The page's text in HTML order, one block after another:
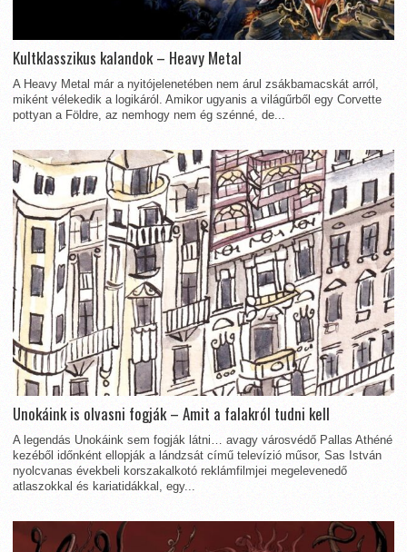
Kultklasszikus kalandok – Heavy Metal
A Heavy Metal már a nyitójelenetében nem árul zsákbamacskát arról,
miként vélekedik a logikáról. Amikor ugyanis a világűrből egy Corvette
pottyan a Földre, az nemhogy nem ég szénné, de...
Unokáink is olvasni fogják – Amit a falakról tudni kell
A legendás Unokáink sem fogják látni… avagy városvédő Pallas Athéné
kezéből időnként ellopják a lándzsát című televízió műsor, Sas István
nyolcvanas évekbeli korszakalkotó reklámfilmjei megelevenedő
atlaszokkal és kariatidákkal, egy...